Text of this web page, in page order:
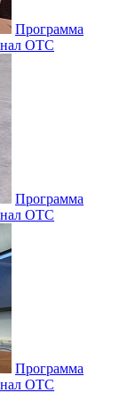
Программа
ОТС
Программа
ОТС
Программа
ОТС